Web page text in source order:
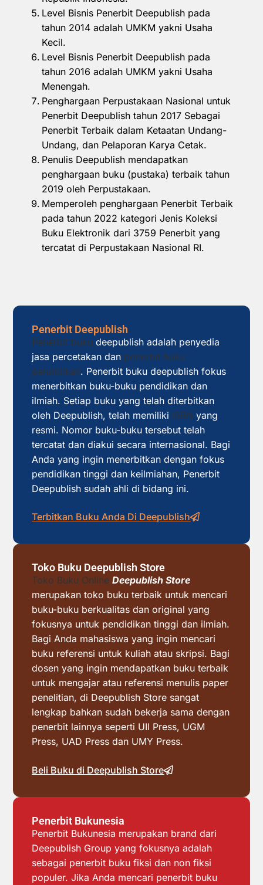
Level Bisnis Penerbit Deepublish pada
tahun 2014 adalah UMKM yakni Usaha
Kecil.
Level Bisnis Penerbit Deepublish pada
tahun 2016 adalah UMKM yakni Usaha
Menengah.
Penghargaan Perpustakaan Nasional untuk
Penerbit Deepublish tahun 2017 Sebagai
Penerbit Terbaik dalam Ketaatan Undang-
Undang, dan Pelaporan Karya Cetak.
Penulis Deepublish mendapatkan
penghargaan buku (pustaka) terbaik tahun
2019 oleh Perpustakaan.
Memperoleh penghargaan Penerbit Terbaik
pada tahun 2022 kategori Jenis Koleksi
Buku Elektronik dari 3759 Penerbit yang
tercatat di Perpustakaan Nasional RI.
Penerbit Deepublish
Penerbit buku deepublish adalah penyedia
jasa percetakan dan penerbit buku
pendidikan. Penerbit buku deepublish fokus
menerbitkan buku-buku pendidikan dan
ilmiah. Setiap buku yang telah diterbitkan
oleh Deepublish, telah memiliki ISBN yang
resmi. Nomor buku-buku tersebut telah
tercatat dan diakui secara internasional. Bagi
Anda yang ingin menerbitkan dengan fokus
pendidikan tinggi dan keilmiahan, Penerbit
Deepublish sudah ahli di bidang ini.
Terbitkan Buku Anda Di Deepublish
Toko Buku Deepublish Store
Toko Buku Online Deepublish Store
merupakan toko buku terbaik untuk mencari
buku-buku berkualitas dan original yang
fokusnya untuk pendidikan tinggi dan ilmiah.
Bagi Anda mahasiswa yang ingin mencari
buku referensi untuk kuliah atau skripsi. Bagi
dosen yang ingin mendapatkan buku terbaik
untuk mengajar atau referensi menulis paper
penelitian, di Deepublish Store sangat
lengkap bahkan sudah bekerja sama dengan
penerbit lainnya seperti UII Press, UGM
Press, UAD Press dan UMY Press.
Beli Buku di Deepublish Store
Penerbit Bukunesia
Penerbit Bukunesia merupakan brand dari
Deepublish Group yang fokusnya adalah
sebagai penerbit buku fiksi dan non fiksi
populer. Jika Anda mencari penerbit buku